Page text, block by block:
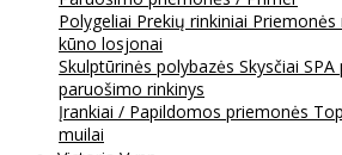
Polygeliai Prekių rinkiniai
kūno losjonai
Skulptūrinės polybazės Skysčiai SPA
paruošimo rinkinys
Įrankiai / Papildomos priemonės
muilai